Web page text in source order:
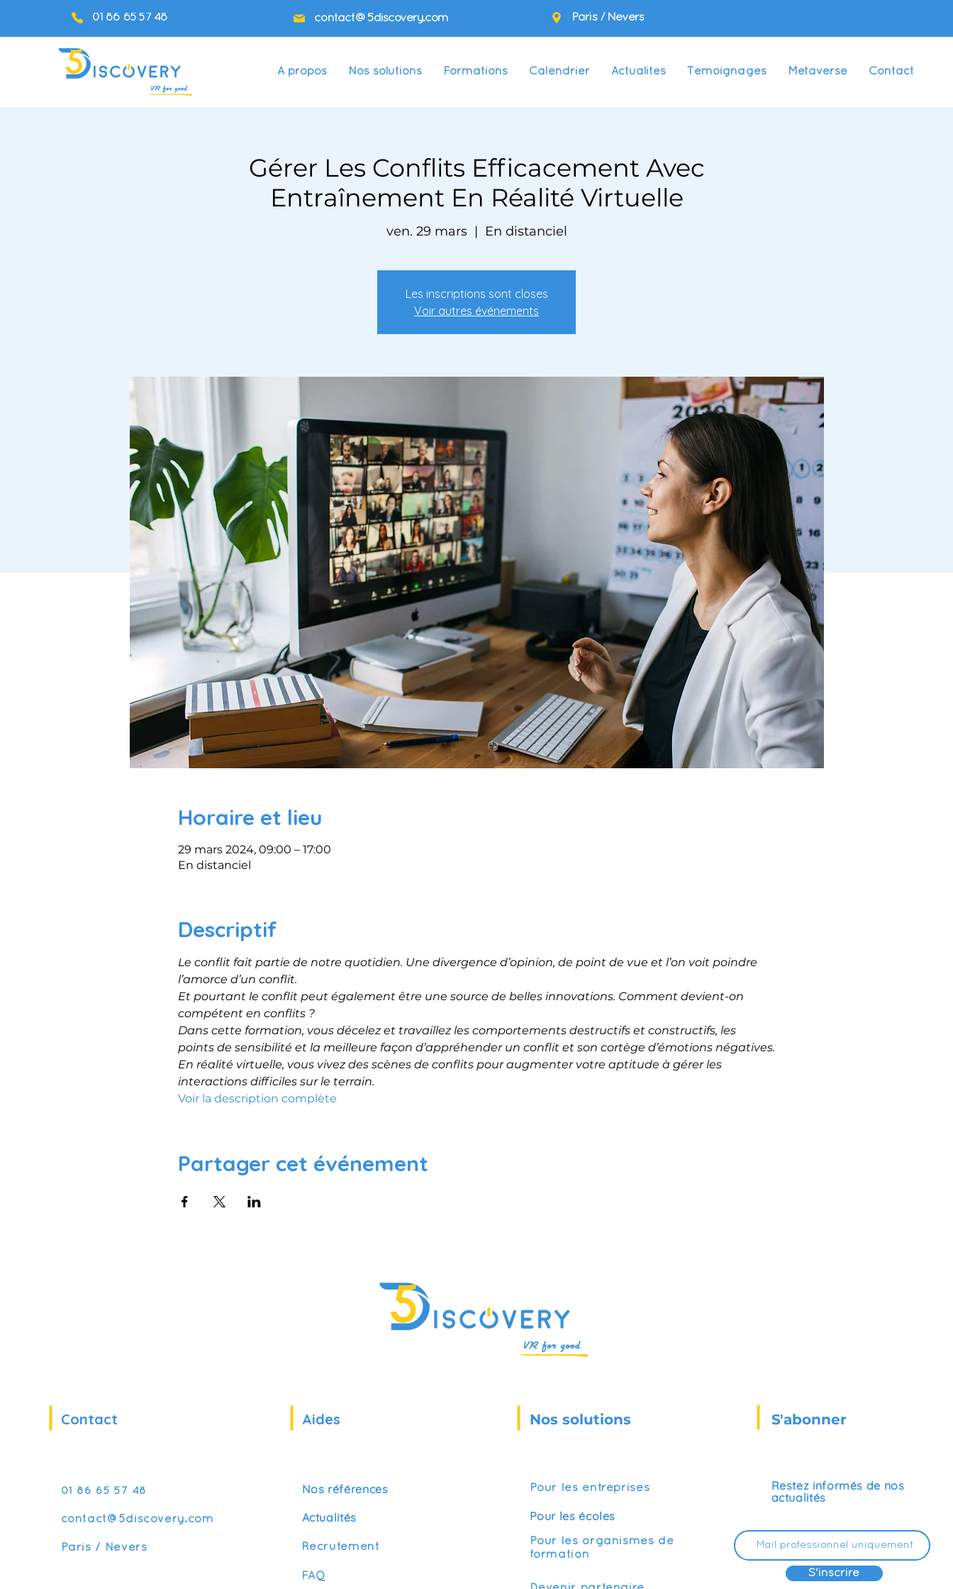
01 86 65 57 48 contact@5discovery.com Paris / Nevers
A propos Nos solutions Formations Calendrier Actualités Témoignages Metaverse Contact
Gérer Les Conflits Efficacement Avec
Entraînement En Réalité Virtuelle
ven. 29 mars
  |
En distanciel
Les inscriptions sont closes
Voir autres événements
Horaire et lieu
29 mars 2024, 09:00 – 17:00
En distanciel
Descriptif
Le conflit fait partie de notre quotidien. Une divergence d’opinion, de point de vue et l’on voit poindre
l’amorce d’un conflit.
Et pourtant le conflit peut également être une source de belles innovations. Comment devient-on
compétent en conflits ?
Dans cette formation, vous décelez et travaillez les comportements destructifs et constructifs, les
points de sensibilité et la meilleure façon d’appréhender un conflit et son cortège d’émotions négatives.
En réalité virtuelle, vous vivez des scènes de conflits pour augmenter votre aptitude à gérer les
interactions difficiles sur le terrain.
Voir la description complète
Partager cet événement
Contact
01 86 65 57 48
contact@5discovery.com
Paris / Nevers
Aides
Nos références
Actualités
Recrutement
FAQ
Nos solutions
Pour les entreprises
Pour les écoles
Pour les organismes de
formation
S'abonner
Restez informés de nos
actualités
S'inscrire